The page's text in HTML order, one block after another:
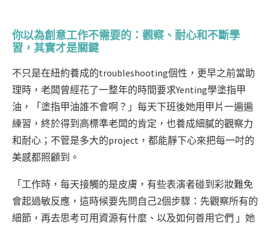
你以為創意工作不需要的：觀察、耐心和不斷學
習，其實才是關鍵
不只是在紐約養成的troubleshooting個性，更早之前當助
理時，老闆曾經花了一整年的時間要求Yenting學塗指甲
油，「塗指甲油誰不會啊？」每天下班後她用甲片一遍遍
練習，終於得到高標準老闆的肯定，也養成細膩的觀察力
和耐心；不管是多大的project，都能靜下心來把每一吋的
美感都照顧到。
「工作時，每天接觸的是皮膚，有些表演者碰到彩妝難免
會起過敏反應，這時候要先問自己2個步驟：先觀察所有的
細節，再去思考可用資源有什麼、以及如何善用它們 」她